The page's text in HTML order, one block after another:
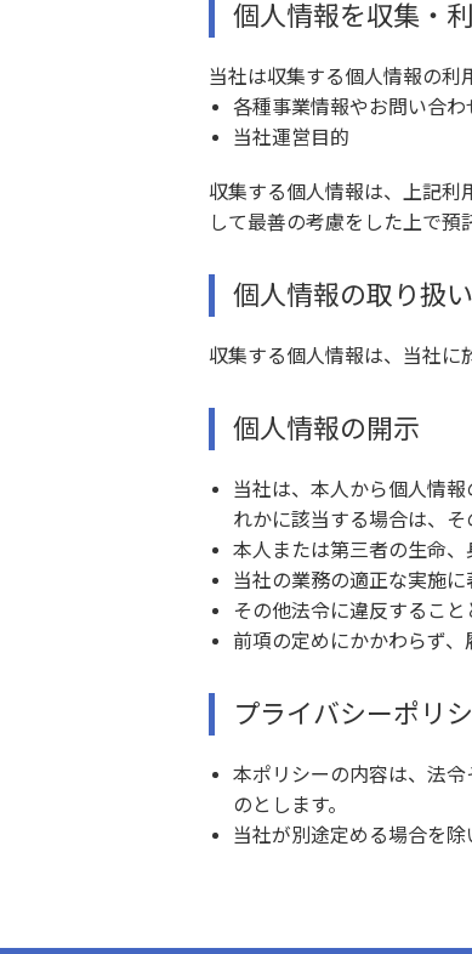
個人情報を収集・
当社は収集する個人情報の利
各種事業情報やお問い合
当社運営目的
収集する個人情報は、上記利
して最善の考慮をした上で預
個人情報の取り扱い
収集する個人情報は、当社に
個人情報の開示
当社は、本人から個人情
れかに該当する場合は、
本人または第三者の生命
当社の業務の適正な実施
その他法令に違反するこ
前項の定めにかかわらず
プライバシーポリ
本ポリシーの内容は、法
のとします。
当社が別途定める場合を